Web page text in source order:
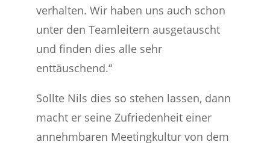
verhalten. Wir haben uns auch schon
unter den Teamleitern ausgetauscht
und finden dies alle sehr
enttäuschend.“
Sollte Nils dies so stehen lassen, dann
macht er seine Zufriedenheit einer
annehmbaren Meetingkultur von dem